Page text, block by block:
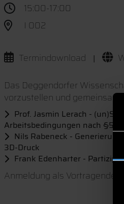
15:00-17:00
I 002
Termindownload |
Das Deggendorfer
vorzustellen und gemeinsam
Prof. Jasmin Lerach -
Arbeitsbedingungen nach §5
Nils Rabeneck -
3D-Druck
Frank Edenharter -
Anmeldung als